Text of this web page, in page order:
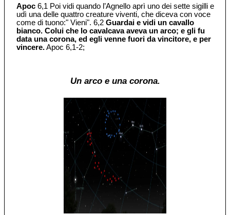
Apoc 6,1 Poi vidi quando l’Agnello aprì uno dei sette sigilli e
udì una delle quattro creature viventi, che diceva con voce
come di tuono:" Vieni". 6,2Guardai e vidi un cavallo
bianco. Colui che lo cavalcava aveva un arco; e gli fu
data una corona, ed egli venne fuori da vincitore, e per
vincere.Apoc 6,1-2;
Un arco e una corona.